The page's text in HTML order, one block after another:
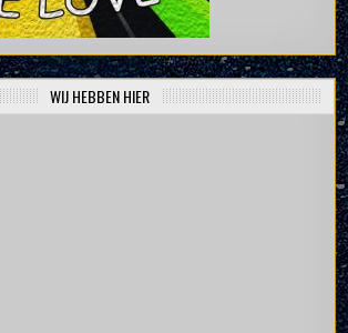
WIJ HEBBEN HIER